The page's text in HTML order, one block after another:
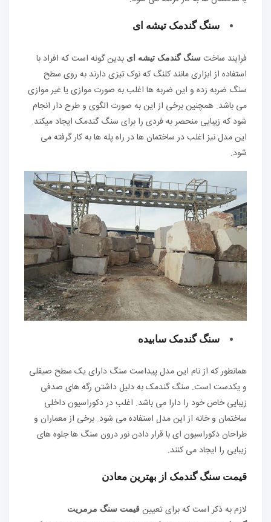
سنگ گندمک تیشه ای
فرایند ساخت سنگ گندمک تیشه ای بدین گونه است که افراد با
استفاده از ابزاری مانند کلنگ که نوک تیزی دارند به روی سطح
سنگ ضربه زده و این ضربه ها اغلب به صورت موازی یا غیر موازی
می باشد. همچنین برخی از این به صورت الگوی و طرح دار انجام
شود که زیبایی منحصر به فردی را برای سنگ گندمک ایجاد میکند.
این مدل نیز اغلب در ساختمان ها در راه پله ها به کار گرفته می
شود.
سنگ گندمک سابیده
همانطور که از نام این مدل پیداست سنگ دارای یک سطح صیقلی
و یکدست است. سنگ گندمک به دلیل داشتن رگه های صدفی
زیبایی خاص خود را دارا می باشد. اغلب در دکوراسیون داخلی
ساختمان و خانه از این مدل استفاده می شود. برخی از معماران و
طراحان دکوراسیون ای با قرار دادن نور درون سنگ ها جلوه های
زیبایی را ایجاد می کنند.
قیمت سنگ گندمک از بهترین معادن
لازم به ذکر است که برای تعیین قیمت سنگ مرمریت